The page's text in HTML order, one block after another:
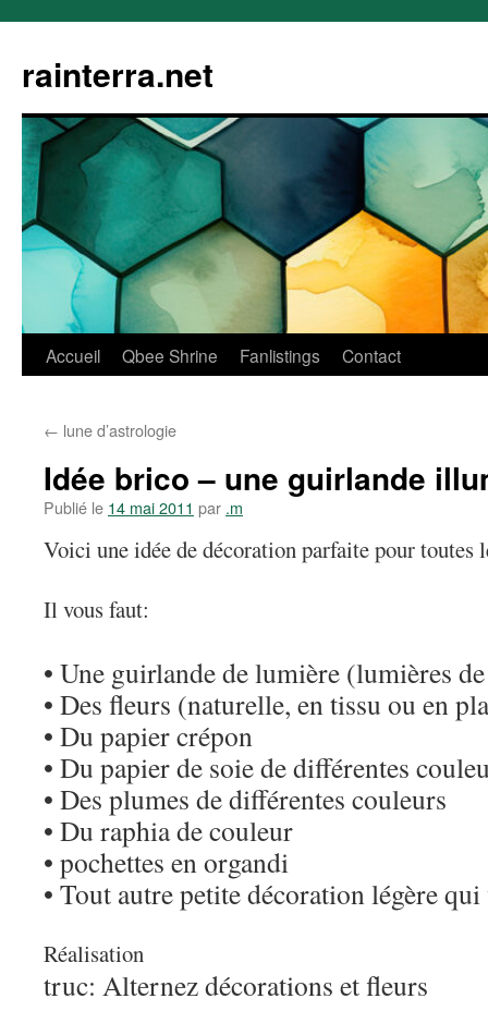
rainterra.net
Aller
contenu
Accueil Qbee Shrine Fanlistings Contact
← lune d’astrologie
Idée brico – une guirlande
Publié le 14 mai 2011 par .m
Voici une idée de décoration parfaite pour toutes
Il vous faut:
• Une guirlande de lumière (lumières
• Des fleurs (naturelle, en tissu ou en
• Du papier crépon
• Du papier de soie de différentes
• Des plumes de différentes couleurs
• Du raphia de couleur
• pochettes en organdi
• Tout autre petite décoration légère
Réalisation
truc: Alternez décorations et fleurs